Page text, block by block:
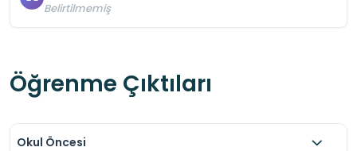
Belirtilmemiş
Öğrenme Çıktıları
Okul Öncesi